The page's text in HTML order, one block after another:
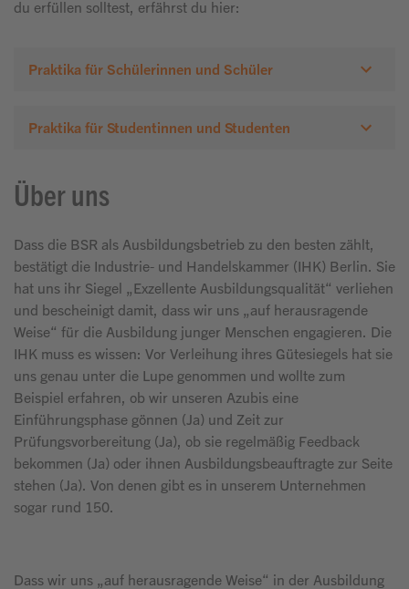
du erfüllen solltest, erfährst du hier:
Praktika für Schülerinnen und Schüler
Praktika für Studentinnen und Studenten
Über uns
Dass die BSR als Ausbildungsbetrieb zu den besten zählt,
bestätigt die Industrie- und Handelskammer (IHK) Berlin. Sie
hat uns ihr Siegel „Exzellente Ausbildungsqualität“ verliehen
und bescheinigt damit, dass wir uns „auf herausragende
Weise“ für die Ausbildung junger Menschen engagieren. Die
IHK muss es wissen: Vor Verleihung ihres Gütesiegels hat sie
uns genau unter die Lupe genommen und wollte zum
Beispiel erfahren, ob wir unseren Azubis eine
Einführungsphase gönnen (Ja) und Zeit zur
Prüfungsvorbereitung (Ja), ob sie regelmäßig Feedback
bekommen (Ja) oder ihnen Ausbildungsbeauftragte zur Seite
stehen (Ja). Von denen gibt es in unserem Unternehmen
sogar rund 150.
Dass wir uns „auf herausragende Weise“ in der Ausbildung